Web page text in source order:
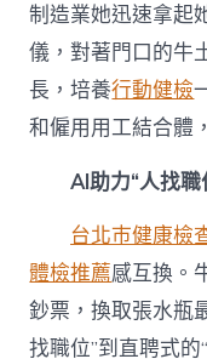
制造業她迅速拿起
儀，對著門口的牛
長，培養行動健檢
和僱用用工結合體
AI助力“人找職
台北巿健康檢
體檢推薦感互換。
鈔票，換取張水瓶
找職位”到直聘式